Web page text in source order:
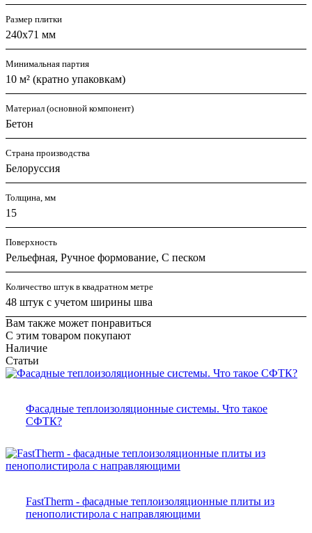
Размер плитки
240x71 мм
Минимальная партия
10 м² (кратно упаковкам)
Материал (основной компонент)
Бетон
Страна производства
Белоруссия
Толщина, мм
15
Поверхность
Рельефная, Ручное формование, С песком
Количество штук в квадратном метре
48 штук с учетом ширины шва
Вам также может понравиться
С этим товаром покупают
Наличие
Статьи
Фасадные теплоизоляционные системы. Что такое
СФТК?
FastTherm - фасадные теплоизоляционные плиты из
пенополистирола с направляющими